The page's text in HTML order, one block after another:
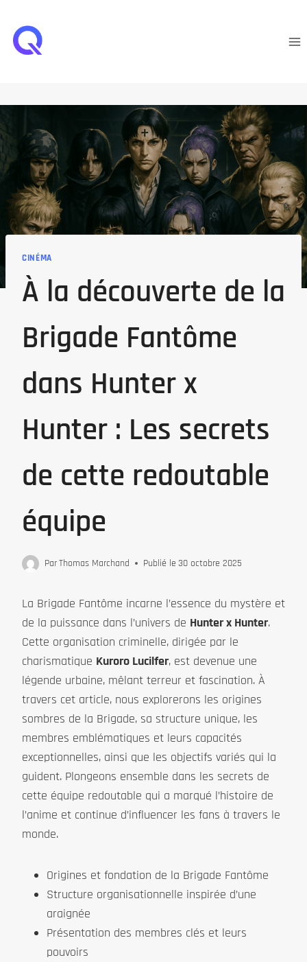
contenu
CINÉMA
À la découverte de la
Brigade Fantôme
dans Hunter x
Hunter : Les secrets
de cette redoutable
équipe
ParThomas Marchand Publié le 30 octobre 2025
La Brigade Fantôme incarne l’essence du mystère et
de la puissance dans l’univers de Hunter x Hunter.
Cette organisation criminelle, dirigée par le
charismatique Kuroro Lucilfer, est devenue une
légende urbaine, mêlant terreur et fascination. À
travers cet article, nous explorerons les origines
sombres de la Brigade, sa structure unique, les
membres emblématiques et leurs capacités
exceptionnelles, ainsi que les objectifs variés qui la
guident. Plongeons ensemble dans les secrets de
cette équipe redoutable qui a marqué l’histoire de
l’anime et continue d’influencer les fans à travers le
monde.
Origines et fondation de la Brigade Fantôme
Structure organisationnelle inspirée d’une
araignée
Présentation des membres clés et leurs
pouvoirs